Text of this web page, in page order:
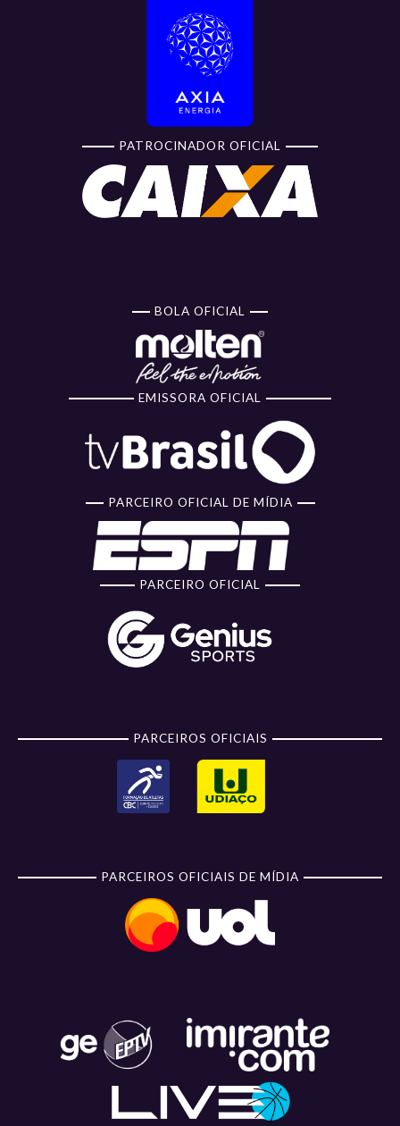
PATROCINADOR OFICIAL
BOLA OFICIAL
EMISSORA OFICIAL
PARCEIRO OFICIAL DE MÍDIA
PARCEIRO OFICIAL
PARCEIROS OFICIAIS
PARCEIROS OFICIAIS DE MÍDIA